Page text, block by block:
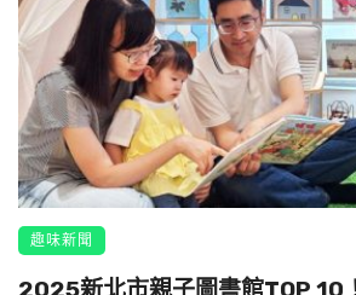
趣味新聞